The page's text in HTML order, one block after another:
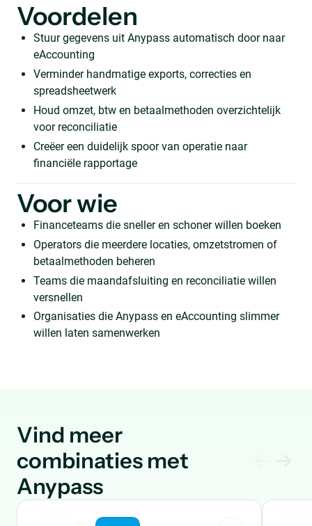
Voordelen
Stuur gegevens uit Anypass automatisch door naar
eAccounting
Verminder handmatige exports, correcties en
spreadsheetwerk
Houd omzet, btw en betaalmethoden overzichtelijk
voor reconciliatie
Creëer een duidelijk spoor van operatie naar
financiële rapportage
Voor wie
Financeteams die sneller en schoner willen boeken
Operators die meerdere locaties, omzetstromen of
betaalmethoden beheren
Teams die maandafsluiting en reconciliatie willen
versnellen
Organisaties die Anypass en eAccounting slimmer
willen laten samenwerken
Vind meer
combinaties met
Anypass